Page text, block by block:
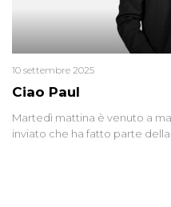
Ciao Paul
10 settembre 2025
Martedì mattina è venuto a
inviato che ha fatto parte della